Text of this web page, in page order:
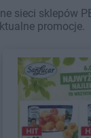
sieci sklepów
promocje.